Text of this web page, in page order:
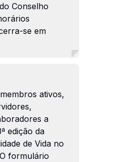
Conselho
se em
ativos,
a
edição da
de Vida no
formulário